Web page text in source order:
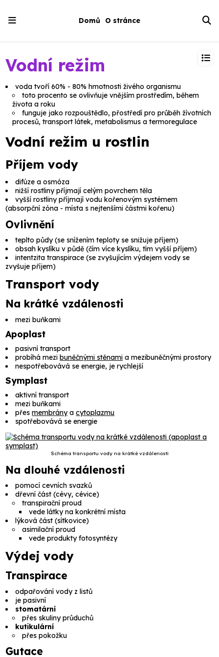
Domů O stránce
Vodní režim
voda tvoří 60% - 80% hmotnosti živého organismu
toto procento se ovlivňuje vnějším prostředím, během
života a roku
funguje jako rozpouštědlo, přostředí pro průběh žívotních
procesů, transport látek, metabolismus a termoregulace
Vodní režim u rostlin
Příjem vody
difúze a osmóza
nižší rostlinypříjmají celým povrchem těla
vyšší rostlinypříjmají vodu kořenovým systémem
(absorpční zóna - místa s nejtenšími částmi kořenu)
Ovlivnění
teplto půdy (se snížením teploty se snižuje příjem)
obsah kyslíku v půdě (čím více kyslíku, tím vyšší příjem)
intentzita transpirace (se zvyšujícím výdejem vody se
zvyšuje příjem)
Transport vody
Na krátké vzdálenosti
mezi buňkami
Apoplast
pasivní transport
probíhá mezibuněčnými stěnami a mezibuněčnými prostory
nespotřebovává se energie, je rychlejší
Symplast
aktivní transport
mezi buňkami
přesmembrányacytoplazmu
spotřebovává se energie
Schéma transportu vody na krátké vzdálenosti
Na dlouhé vzdálenosti
pomocí cevních svazků
dřevní část (cévy, cévice)
transpirační proud
vede látky na konkrétní místa
lýková část (sítkovice)
asimilační proud
vede produkty fotosyntézy
Výdej vody
Transpirace
odpařování vody z listů
je pasivní
stomatární
přes skuliny průduchů
kutikulární
přes pokožku
Gutace